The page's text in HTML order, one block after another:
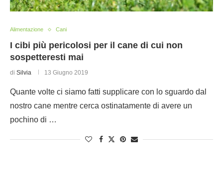
Alimentazione Cani
I cibi più pericolosi per il cane di cui non
sospetteresti mai
di Silvia 13 Giugno 2019
Quante volte ci siamo fatti supplicare con lo sguardo dal
nostro cane mentre cerca ostinatamente di avere un
pochino di …